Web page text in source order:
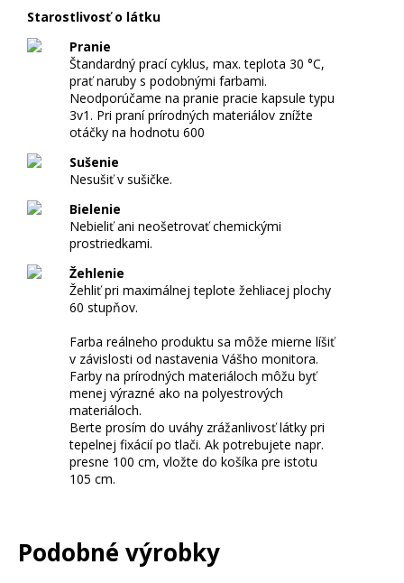
Starostlivosť o látku
Pranie
Štandardný prací cyklus, max. teplota 30 °C,
prať naruby s podobnými farbami.
Neodporúčame na pranie pracie kapsule typu
3v1. Pri praní prírodných materiálov znížte
otáčky na hodnotu 600
Sušenie
Nesušiť v sušičke.
Bielenie
Nebieliť ani neošetrovať chemickými
prostriedkami.
Žehlenie
Žehliť pri maximálnej teplote žehliacej plochy
60 stupňov.
Farba reálneho produktu sa môže mierne líšiť
v závislosti od nastavenia Vášho monitora.
Farby na prírodných materiáloch môžu byť
menej výrazné ako na polyestrových
materiáloch.
Berte prosím do uváhy zrážanlivosť látky pri
tepelnej fixácií po tlači. Ak potrebujete napr.
presne 100 cm, vložte do košíka pre istotu
105 cm.
Podobné výrobky
K
Y
L
A
Č
S
O
J
N